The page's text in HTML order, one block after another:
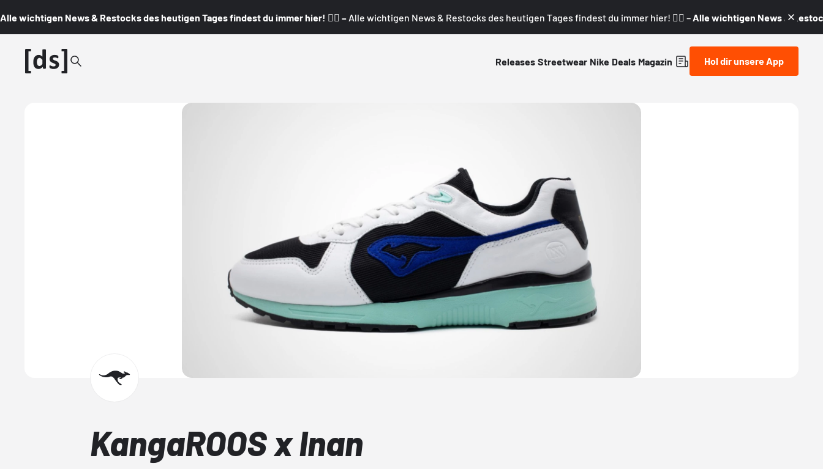
Alle wichtigen News & Restocks des heutigen Tages findest du immer hier! 👇🏼 – Alle wichtigen News & Restocks des heutigen Tages findest du immer hier! 👇🏼 – Alle wichtigen News &
Releases Streetwear Nike Deals Magazin Hol dir unsere App
KangaROOS x Inan